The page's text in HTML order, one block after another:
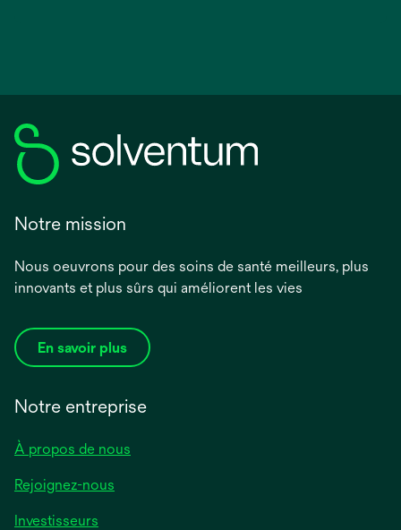
Notre mission
Nous oeuvrons pour des soins de santé meilleurs, plus
innovants et plus sûrs qui améliorent les vies
En savoir plus
Notre entreprise
À propos de nous
Rejoignez-nous
Investisseurs